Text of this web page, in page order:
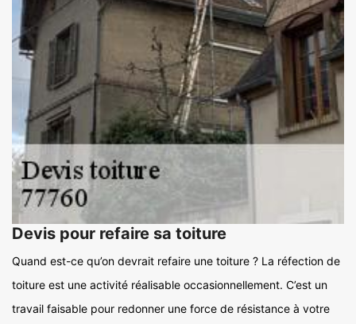
Devis pour refaire sa toiture
Quand est-ce qu’on devrait refaire une toiture ? La réfection de
toiture est une activité réalisable occasionnellement. C’est un
travail faisable pour redonner une force de résistance à votre